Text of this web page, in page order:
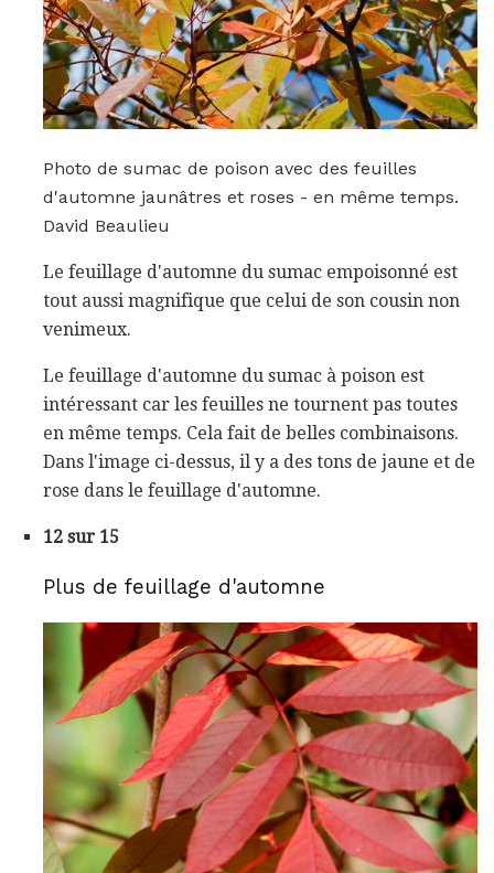
Photo de sumac de poison avec des feuilles
d'automne jaunâtres et roses - en même temps.
David Beaulieu
Le feuillage d'automne du sumac empoisonné est
tout aussi magnifique que celui de son cousin non
venimeux.
Le feuillage d'automne du sumac à poison est
intéressant car les feuilles ne tournent pas toutes
en même temps. Cela fait de belles combinaisons.
Dans l'image ci-dessus, il y a des tons de jaune et de
rose dans le feuillage d'automne.
12 sur 15
Plus de feuillage d'automne